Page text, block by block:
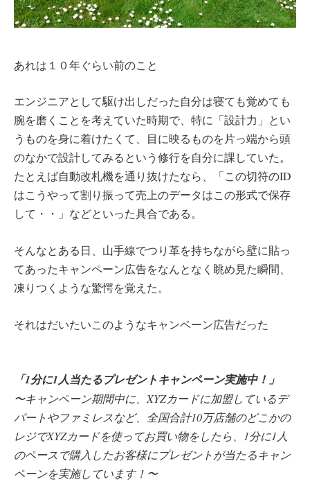
あれは１０年ぐらい前のこと
エンジニアとして駆け出しだった自分は寝ても覚めても
腕を磨くことを考えていた時期で、特に「設計力」とい
うものを身に着けたくて、目に映るものを片っ端から頭
のなかで設計してみるという修行を自分に課していた。
たとえば自動改札機を通り抜けたなら、「この切符のID
はこうやって割り振って売上のデータはこの形式で保存
して・・」などといった具合である。
そんなとある日、山手線でつり革を持ちながら壁に貼っ
てあったキャンペーン広告をなんとなく眺め見た瞬間、
凍りつくような驚愕を覚えた。
それはだいたいこのようなキャンペーン広告だった
「1分に1人当たるプレゼントキャンペーン実施中！」
〜キャンペーン期間中に、XYZカードに加盟しているデ
パートやファミレスなど、全国合計10万店舗のどこかの
レジでXYZカードを使ってお買い物をしたら、1分に1人
のペースで購入したお客様にプレゼントが当たるキャン
ペーンを実施しています！〜